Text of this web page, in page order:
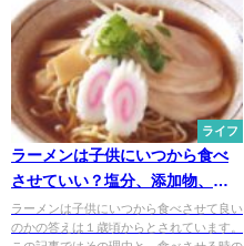
ライフ
ラーメンは子供にいつから食べ
させていい？塩分、添加物、麺
の種類に注意
ラーメンは子供にいつから食べさせて良い
のかの答えは１歳頃からとされています。